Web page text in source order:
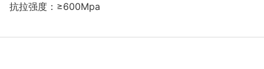
抗拉强度：≥600Mpa